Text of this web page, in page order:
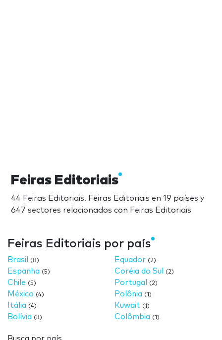
Feiras Editoriais
44 Feiras Editoriais. Feiras Editoriais en 19 países y
647 sectores relacionados con Feiras Editoriais
Feiras Editoriais por país
Brasil (8)
Espanha (5)
Chile (5)
México (4)
Itália (4)
Bolívia (3)
Equador (2)
Coréia do Sul (2)
Portugal (2)
Polônia (1)
Kuwait (1)
Colômbia (1)